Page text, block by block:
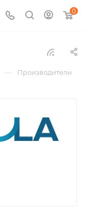
0
— Производители